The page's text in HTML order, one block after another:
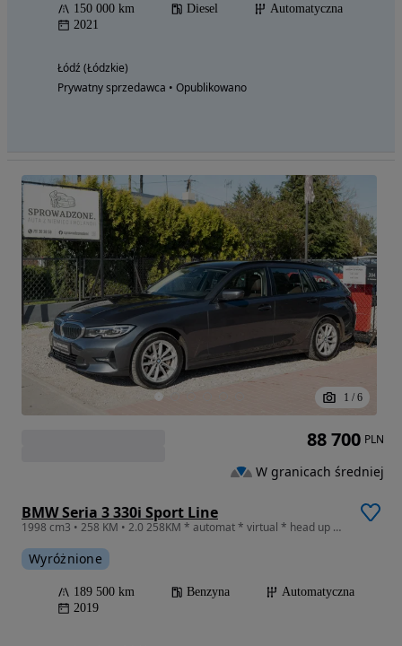
150 000 km Diesel
Automatyczna
2021
Łódź (Łódzkie)
Prywatny sprzedawca • Opublikowano
1 / 6
BMW Seria 3 330i Sport Line
1998 cm3 • 258 KM • 2.0 258KM * automat * virtual * head up * harman * hak * bezwypadkowa
Wyróżnione
189 500 km Benzyna
Automatyczna
2019
88 700 PLN
W granicach średniej